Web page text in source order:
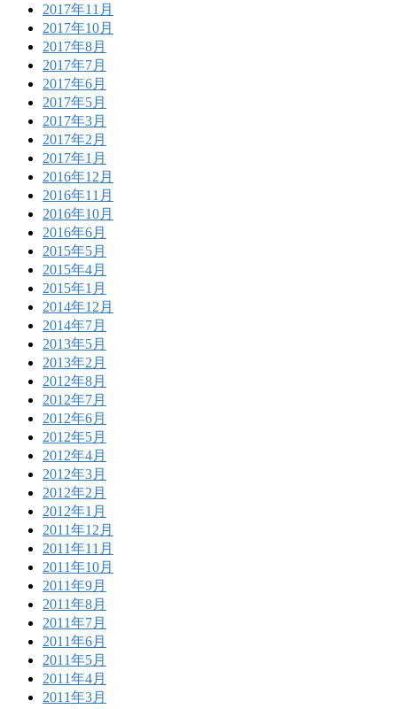
2017年11月
2017年10月
2017年8月
2017年7月
2017年6月
2017年5月
2017年3月
2017年2月
2017年1月
2016年12月
2016年11月
2016年10月
2016年6月
2015年5月
2015年4月
2015年1月
2014年12月
2014年7月
2013年5月
2013年2月
2012年8月
2012年7月
2012年6月
2012年5月
2012年4月
2012年3月
2012年2月
2012年1月
2011年12月
2011年11月
2011年10月
2011年9月
2011年8月
2011年7月
2011年6月
2011年5月
2011年4月
2011年3月